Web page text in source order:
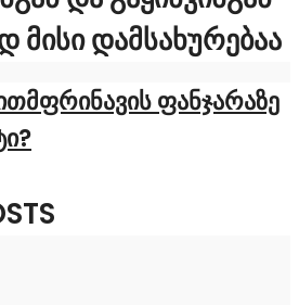
ᲛᲘᲡᲘ ᲓᲐᲛᲡᲐᲮᲣᲠᲔᲑᲐᲐ
ფანჯარაზე